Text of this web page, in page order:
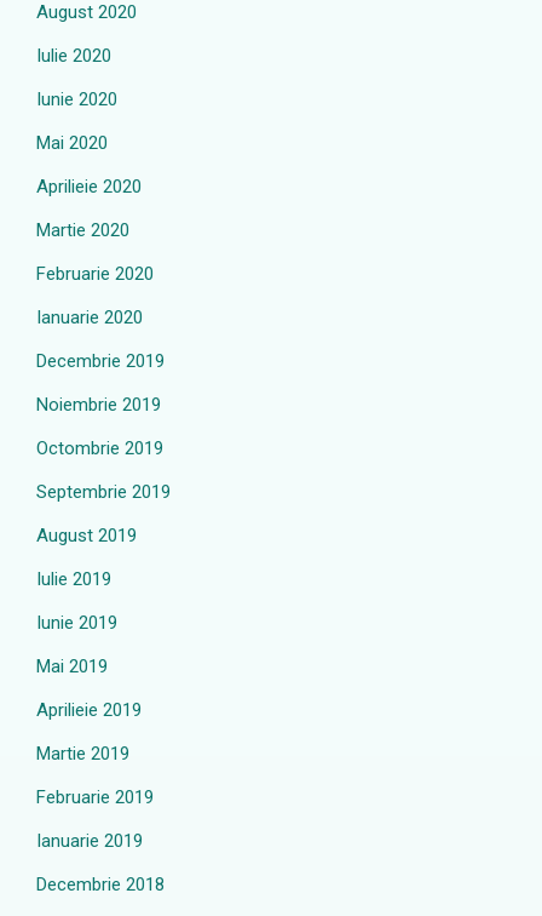
August 2020
Iulie 2020
Iunie 2020
Mai 2020
Aprilieie 2020
Martie 2020
Februarie 2020
Ianuarie 2020
Decembrie 2019
Noiembrie 2019
Octombrie 2019
Septembrie 2019
August 2019
Iulie 2019
Iunie 2019
Mai 2019
Aprilieie 2019
Martie 2019
Februarie 2019
Ianuarie 2019
Decembrie 2018